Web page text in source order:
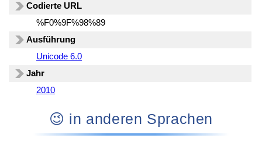
Codierte URL
%F0%9F%98%89
Ausführung
Unicode 6.0
Jahr
2010
😉 in anderen Sprachen